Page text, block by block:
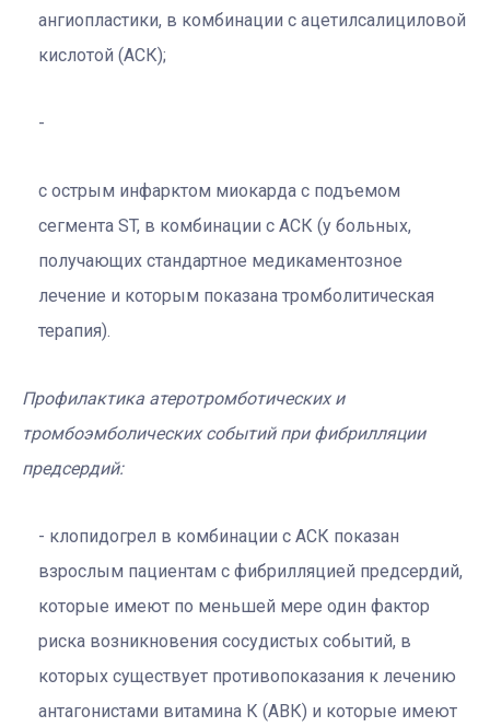
ангиопластики, в комбинации с ацетилсалициловой
кислотой (АСК);
с острым инфарктом миокарда с подъемом
сегмента ST, в комбинации с АСК (у больных,
получающих стандартное медикаментозное
лечение и которым показана тромболитическая
терапия).
Профилактика атеротромботических и
тромбоэмболических событий при фибрилляции
предсердий:
клопидогрел в комбинации с АСК показан
взрослым пациентам с фибрилляцией предсердий,
которые имеют по меньшей мере один фактор
риска возникновения сосудистых событий, в
которых существует противопоказания к лечению
антагонистами витамина К (АВК) и которые имеют